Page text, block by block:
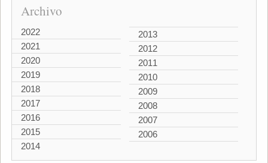
Archivo
2022
2021
2020
2019
2018
2017
2016
2015
2014
2013
2012
2011
2010
2009
2008
2007
2006